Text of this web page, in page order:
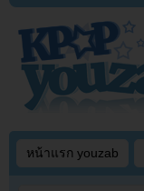
หน้าแรก youzab